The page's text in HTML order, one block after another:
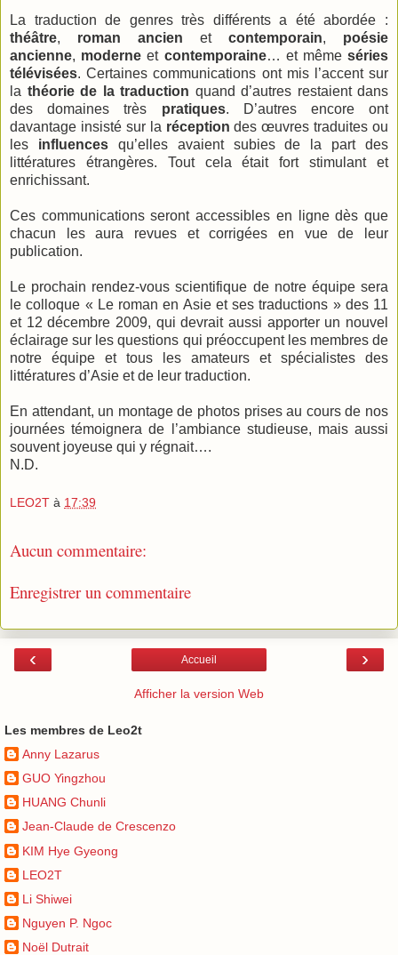
La traduction de genres très différents a été abordée :
théâtre, roman ancien et contemporain, poésie
ancienne, moderne et contemporaine… et mêmeséries
télévisées. Certaines communications ont mis l’accent sur
la théorie de la traduction quand d’autres restaient dans
des domaines très pratiques. D’autres encore ont
davantage insisté sur la réception des œuvres traduites ou
les influencesqu’elles avaient subies de la part des
littératures étrangères. Tout cela était fort stimulant et
enrichissant.
Ces communications seront accessibles en ligne dès que
chacun les aura revues et corrigées en vue de leur
publication.
Le prochain rendez-vous scientifique de notre équipe sera
le colloque « Le roman en Asie et ses traductions » des 11
et 12 décembre 2009, qui devrait aussi apporter un nouvel
éclairage sur les questions qui préoccupent les membres de
notre équipe et tous les amateurs et spécialistes des
littératures d’Asie et de leur traduction.
En attendant, un montage de photos prises au cours de nos
journées témoignera de l’ambiance studieuse, mais aussi
souvent joyeuse qui y régnait….
N.D.
LEO2T à 17:39
Aucun commentaire:
Enregistrer un commentaire
‹ ›
Accueil
Afficher la version Web
Les membres de Leo2t
Anny Lazarus
GUO Yingzhou
HUANG Chunli
Jean-Claude de Crescenzo
KIM Hye Gyeong
LEO2T
Li Shiwei
Nguyen P. Ngoc
Noël Dutrait